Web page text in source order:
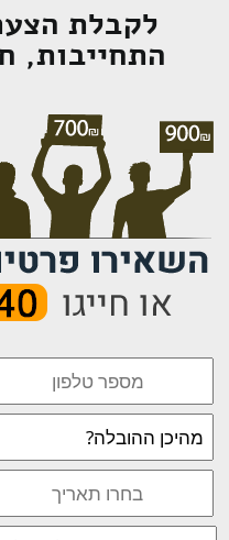
לקבלת
התחייבות,